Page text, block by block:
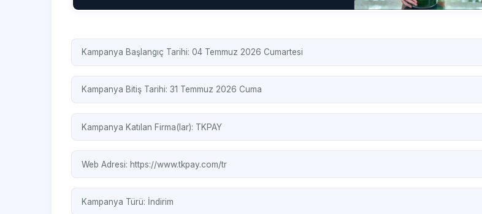
Kampanya Başlangıç Tarihi: 04 Temmuz 2026 Cumartesi
Kampanya Bitiş Tarihi: 31 Temmuz 2026 Cuma
Kampanya Katılan Firma(lar): TKPAY
Web Adresi: https://www.tkpay.com/tr
Kampanya Türü: İndirim